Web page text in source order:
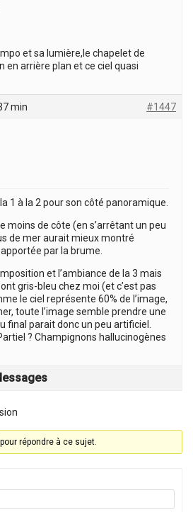
et sa lumière,le chapelet de
en arrière plan et ce ciel quasi
min #1447
1 à la 2 pour son côté panoramique.
moins de côte (en s’arrêtant un peu
de mer aurait mieux montré
par la brume.
et l’ambiance de la 3 mais
gris-bleu chez moi (et c’est pas
le ciel représente 60% de l’image,
toute l’image semble prendre une
final parait donc un peu artificiel.
? Champignons hallucinogènes
répondre à ce sujet.